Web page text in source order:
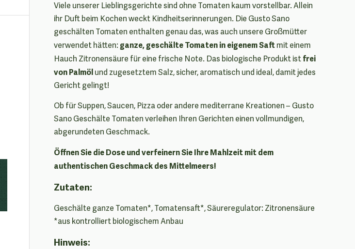
Viele unserer Lieblingsgerichte sind ohne Tomaten kaum vorstellbar. Allein
ihr Duft beim Kochen weckt Kindheitserinnerungen. Die Gusto Sano
geschälten Tomaten enthalten genau das, was auch unsere Großmütter
verwendet hätten: ganze, geschälte Tomaten in eigenem Saftmit einem
Hauch Zitronensäure für eine frische Note. Das biologische Produkt istfrei
von Palmölund zugesetztem Salz, sicher, aromatisch und ideal, damit jedes
Gericht gelingt!
Ob für Suppen, Saucen, Pizza oder andere mediterrane Kreationen – Gusto
Sano Geschälte Tomaten verleihen Ihren Gerichten einen vollmundigen,
abgerundeten Geschmack.
Öffnen Sie die Dose und verfeinern Sie Ihre Mahlzeit mit dem
authentischen Geschmack des Mittelmeers!
Zutaten:
Geschälte ganze Tomaten*, Tomatensaft*, Säureregulator: Zitronensäure
*aus kontrolliert biologischem Anbau
Hinweis: